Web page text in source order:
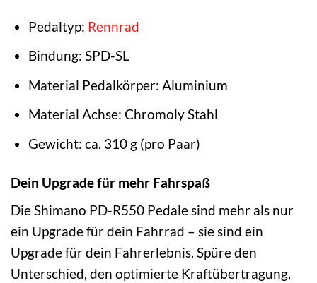
Pedaltyp: Rennrad
Bindung: SPD-SL
Material Pedalkörper: Aluminium
Material Achse: Chromoly Stahl
Gewicht: ca. 310 g (pro Paar)
Dein Upgrade für mehr Fahrspaß
Die Shimano PD-R550 Pedale sind mehr als nur
ein Upgrade für dein Fahrrad – sie sind ein
Upgrade für dein Fahrerlebnis. Spüre den
Unterschied, den optimierte Kraftübertragung,